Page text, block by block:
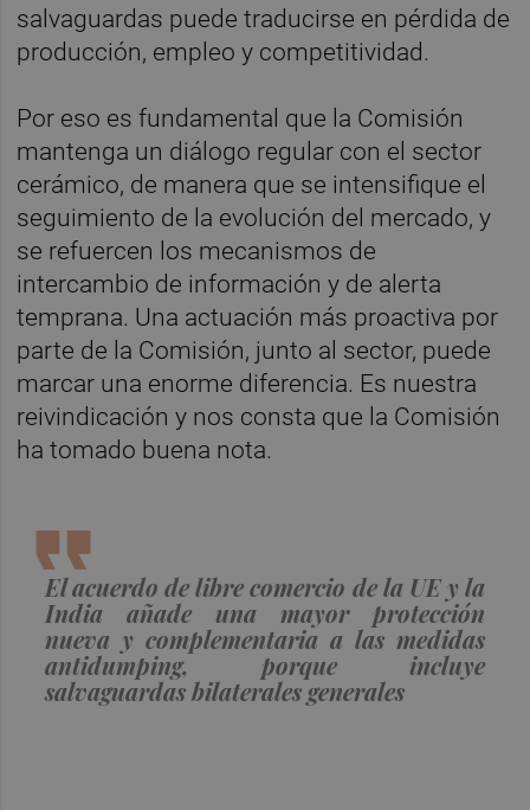
salvaguardas puede traducirse en pérdida de
producción, empleo y competitividad.
Por eso es fundamental que la Comisión
mantenga un diálogo regular con el sector
cerámico, de manera que se intensifique el
seguimiento de la evolución del mercado, y
se refuercen los mecanismos de
intercambio de información y de alerta
temprana. Una actuación más proactiva por
parte de la Comisión, junto al sector, puede
marcar una enorme diferencia. Es nuestra
reivindicación y nos consta que la Comisión
ha tomado buena nota.
El acuerdo de libre comercio de la UE y la
India añade una mayor protección
nueva y complementaria a las medidas
antidumping, porque incluye
salvaguardas bilaterales generales